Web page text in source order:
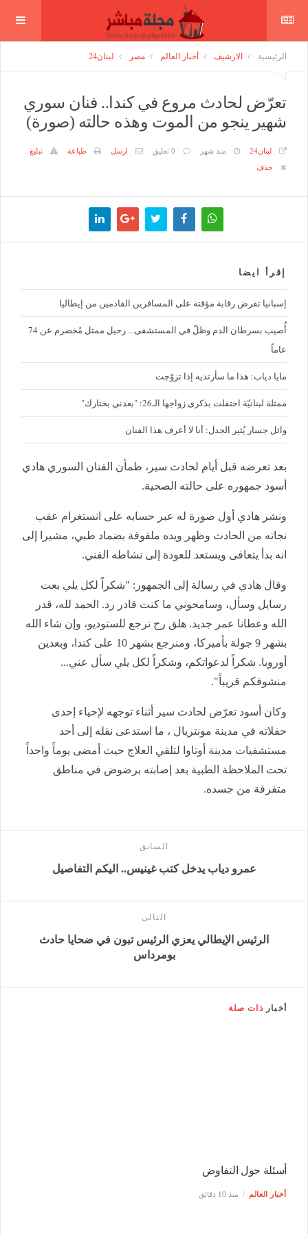
الرئيسية الارشيف أخبار العالم مصر لبنان24
تعرّض لحادث مروع في كندا.. فنان سوري
شهير ينجو من الموت وهذه حالته (صورة)
لبنان24 منذ شهر 0 تعليق ارسل طباعة
تبليغ
حذف
إقرأ ايضا
إسبانيا تفرض رقابة مؤقتة على المسافرين القادمين من إيطاليا
أُصيب بسرطان الدم وظلّ في المستشفى... رحيل ممثل مُخضرم عن 74
عاماً
مايا دياب: هذا ما سأرتديه إذا تزوّجت
ممثلة لبنانيّة احتفلت بذكرى زواجها الـ26: "بعدني بختارك"
وائل جسار يُثير الجدل: أنا لا أعرف هذا الفنان
بعد تعرضه قبل أيام لحادث سير، طمأن الفنان السوري هادي
أسود جمهوره على حالته الصحية.
ونشر هادي أول صورة له عبر حسابه على انستغرام عقب
نجاته من الحادث وظهر ويده ملفوفة بضماد طبي، مشيرا إلى
انه بدأ يتعافى ويستعد للعودة إلى نشاطه الفني.
وقال هادي في رسالة إلى الجمهور: "شكراً لكل يلي بعت
رسايل وسأل، وسامحوني ما كنت قادر رد. الحمد لله، قدر
الله وعطانا عمر جديد. هلق رح نرجع للستوديو، وإن شاء الله
بشهر 9 جولة بأميركا، ومنرجع بشهر 10 على كندا، وبعدين
أوروبا. شكراً لدعواتكم، وشكراً لكل يلي سأل عني...
منشوفكم قريباً".
وكان أسود تعرّض لحادث سير أثناء توجهه لإحياء إحدى
حفلاته في مدينة مونتريال ، ما استدعى نقله إلى أحد
مستشفيات مدينة أوتاوا لتلقي العلاج حيث أمضى يوماً واحداً
تحت الملاحظة الطبية بعد إصابته برضوض في مناطق
متفرقة من جسده.
السابق
عمرو دياب يدخل كتب غينيس.. اليكم التفاصيل
التالى
الرئيس الإيطالي يعزي الرئيس تبون في ضحايا حادث
بومرداس
أخبار ذات صلة
أسئلة حول التفاوض
أخبار العالم منذ 10 دقائق